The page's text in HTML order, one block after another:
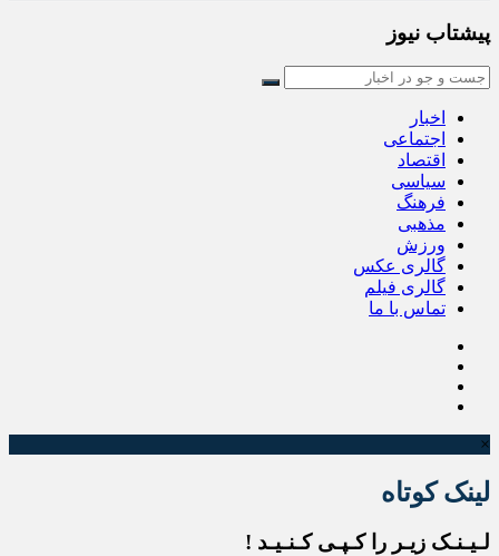
پیشتاب نیوز
اخبار
اجتماعی
اقتصاد
سیاسی
فرهنگ
مذهبی
ورزش
گالری عکس
گالری فیلم
تماس با ما
×
لینک کوتاه
لـیـنـک زیـر را کـپـی کـنـیـد !